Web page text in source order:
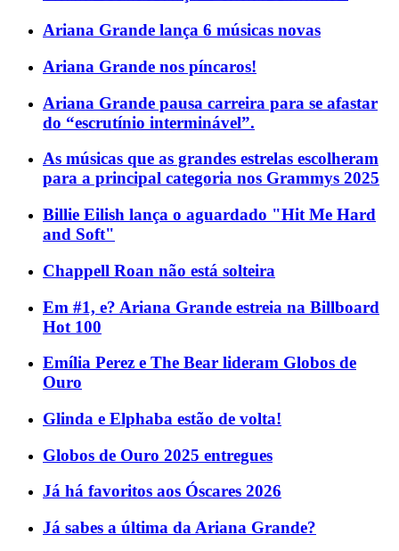
Ariana Grande lança 6 músicas novas
Ariana Grande nos píncaros!
Ariana Grande pausa carreira para se afastar
do “escrutínio interminável”.
As músicas que as grandes estrelas escolheram
para a principal categoria nos Grammys 2025
Billie Eilish lança o aguardado "Hit Me Hard
and Soft"
Chappell Roan não está solteira
Em #1, e? Ariana Grande estreia na Billboard
Hot 100
Emília Perez e The Bear lideram Globos de
Ouro
Glinda e Elphaba estão de volta!
Globos de Ouro 2025 entregues
Já há favoritos aos Óscares 2026
Já sabes a última da Ariana Grande?